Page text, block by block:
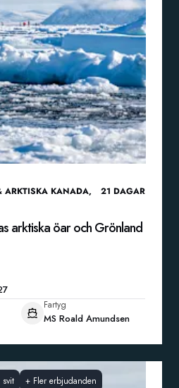
ARKTISKA KANADA,
21 DAGAR
arktiska öar och Grönland
Fartyg
MS Roald Amundsen
+ Fler erbjudanden